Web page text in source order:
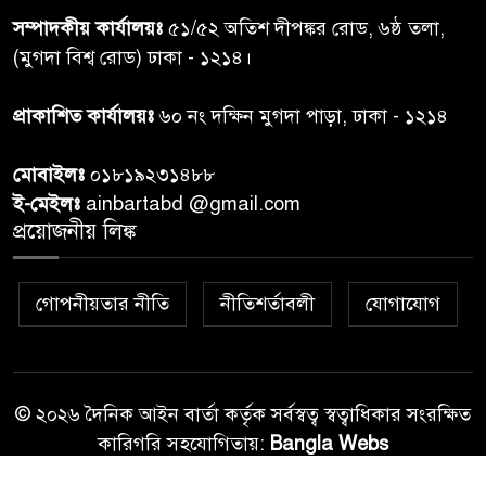
মাঝে ১৩ লক্ষ ১৫ হাজার টাকা
বিতরণ
বান্দরবানে বন্যায় ক্ষতিগ্রস্তদের
দক্ষিণ চট্টগ্রামের এক অসহায় ও
ডোনার্স ক্লাব” এবং “হাসিমুখ পরিবার”
৮
আইনানুগ ব্যবস্থা: তথ্য উপদেষ্টা
৯
জবিতে ছাত্রদল-শিবির সংঘর্ষ, ভিপি-
সম্পাদকীয় কার্যালয়ঃ ৫১/৫২ অতিশ দীপঙ্কর রোড, ৬ষ্ঠ তলা,
(মুগদা বিশ্ব রোড) ঢাকা - ১২১৪।
প্রাকাশিত কার্যালয়ঃ৬০ নং দক্ষিন মুগদা পাড়া, ঢাকা - ১২১৪
মোবাইলঃ ০১৮১৯২৩১৪৮৮
ই-মেইলঃ ainbartabd @gmail.com
প্রয়োজনীয় লিঙ্ক
গোপনীয়তার নীতি নীতিশর্তাবলী যোগাযোগ
© ২০২৬ দৈনিক আইন বার্তা কর্তৃক সর্বস্বত্ব স্বত্বাধিকার সংরক্ষিত
কারিগরি সহযোগিতায়: Bangla Webs